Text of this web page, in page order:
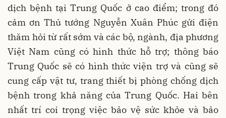
dịch bệnh tại Trung Quốc ở cao điểm; trong đó
cảm ơn Thủ tướng Nguyễn Xuân Phúc gửi điện
thăm hỏi từ rất sớm và các bộ, ngành, địa phương
Việt Nam cũng có hình thức hỗ trợ; thông báo
Trung Quốc sẽ có hình thức viện trợ và cũng sẽ
cung cấp vật tư, trang thiết bị phòng chống dịch
bệnh trong khả năng của Trung Quốc. Hai bên
nhất trí coi trọng việc bảo vệ sức khỏe và bảo